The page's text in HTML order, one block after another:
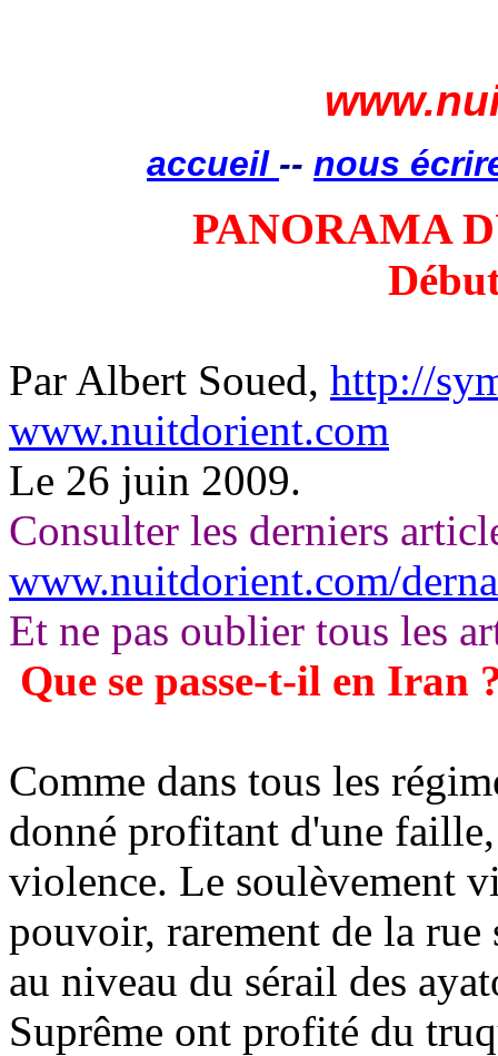
accueil -- nous
PANORAMA
Par Albert Soued, http://
www.nuitdorient.com
Le 26 juin 2009.
Consulter les derniers
www.nuitdorient.com/
Et ne pas oublier tous les
Que se passe-t-il en Iran
Comme dans tous les
donné profitant d'une
violence. Le soulèvement
pouvoir, rarement de la
au niveau du sérail des
Suprême ont profité du